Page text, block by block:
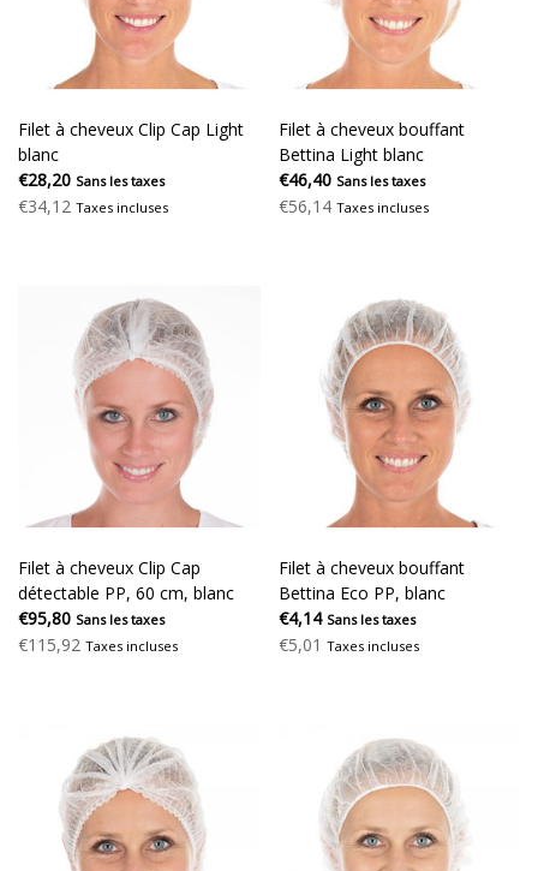
Filet à cheveux Clip Cap Light
blanc
€28,20 Sans les taxes
€34,12 Taxes incluses
Filet à cheveux bouffant
Bettina Light blanc
€46,40 Sans les taxes
€56,14 Taxes incluses
Filet à cheveux Clip Cap
détectable PP, 60 cm, blanc
€95,80 Sans les taxes
€115,92 Taxes incluses
Filet à cheveux bouffant
Bettina Eco PP, blanc
€4,14 Sans les taxes
€5,01 Taxes incluses